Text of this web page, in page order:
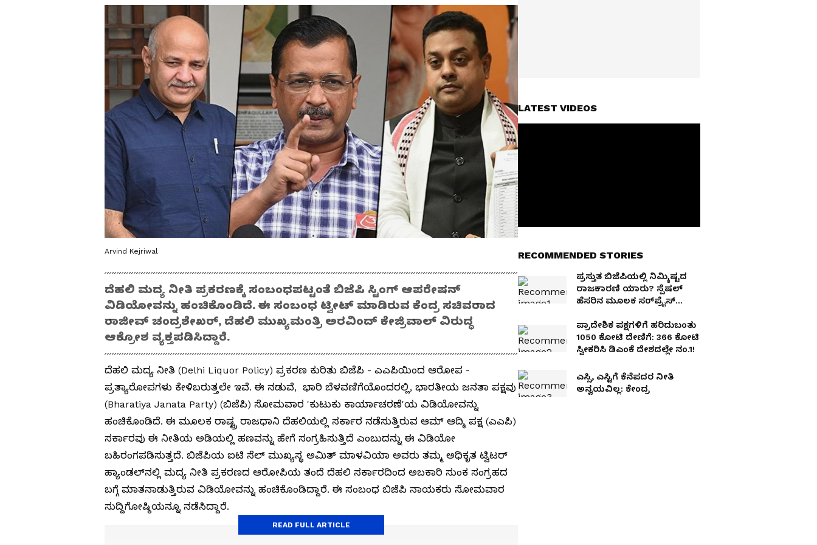
Arvind Kejriwal
ದೆಹಲಿ ಮದ್ಯ ನೀತಿ ಪ್ರಕರಣಕ್ಕೆ ಸಂಬಂಧಪಟ್ಟಂತೆ ಬಿಜೆಪಿ ಸ್ಟಿಂಗ್ ಆಪರೇಷನ್‌
ವಿಡಿಯೋವನ್ನು ಹಂಚಿಕೊಂಡಿದೆ. ಈ ಸಂಬಂಧ ಟ್ವೀಟ್‌ ಮಾಡಿರುವ ಕೆಂದ್ರ ಸಚಿವರಾದ
ರಾಜೀವ್‌ ಚಂದ್ರಶೇಖರ್‌, ದೆಹಲಿ ಮುಖ್ಯಮಂತ್ರಿ ಅರವಿಂದ್ ಕೇಜ್ರಿವಾಲ್‌ ವಿರುದ್ಧ
ಆಕ್ರೋಶ ವ್ಯಕ್ತಪಡಿಸಿದ್ದಾರೆ.
ದೆಹಲಿ ಮದ್ಯ ನೀತಿ (Delhi Liquor Policy) ಪ್ರಕರಣ ಕುರಿತು ಬಿಜೆಪಿ - ಎಎಪಿಯಿಂದ ಆರೋಪ -
ಪ್ರತ್ಯಾರೋಪಗಳು ಕೇಳಿಬರುತ್ತಲೇ ಇವೆ. ಈ ನಡುವೆ, ಭಾರಿ ಬೆಳವಣಿಗೆಯೊಂದರಲ್ಲಿ, ಭಾರತೀಯ ಜನತಾ ಪಕ್ಷವು
(Bharatiya Janata Party) (ಬಿಜೆಪಿ) ಸೋಮವಾರ 'ಕುಟುಕು ಕಾರ್ಯಾಚರಣೆ'ಯ ವಿಡಿಯೋವನ್ನು
ಹಂಚಿಕೊಂಡಿದೆ. ಈ ಮೂಲಕ ರಾಷ್ಟ್ರ ರಾಜಧಾನಿ ದೆಹಲಿಯಲ್ಲಿ ಸರ್ಕಾರ ನಡೆಸುತ್ತಿರುವ ಆಮ್ ಆದ್ಮಿ ಪಕ್ಷ (ಎಎಪಿ)
ಸರ್ಕಾರವು ಈ ನೀತಿಯ ಅಡಿಯಲ್ಲಿ ಹಣವನ್ನು ಹೇಗೆ ಸಂಗ್ರಹಿಸುತ್ತಿದೆ ಎಂಬುದನ್ನು ಈ ವಿಡಿಯೋ
ಬಹಿರಂಗಪಡಿಸುತ್ತದೆ. ಬಿಜೆಪಿಯ ಐಟಿ ಸೆಲ್ ಮುಖ್ಯಸ್ಥ ಅಮಿತ್ ಮಾಳವಿಯಾ ಅವರು ತಮ್ಮ ಅಧಿಕೃತ ಟ್ವಿಟರ್
ಹ್ಯಾಂಡಲ್‌ನಲ್ಲಿ ಮದ್ಯ ನೀತಿ ಪ್ರಕರಣದ ಆರೋಪಿಯ ತಂದೆ ದೆಹಲಿ ಸರ್ಕಾರದಿಂದ ಅಬಕಾರಿ ಸುಂಕ ಸಂಗ್ರಹದ
ಬಗ್ಗೆ ಮಾತನಾಡುತ್ತಿರುವ ವಿಡಿಯೋವನ್ನು ಹಂಚಿಕೊಂಡಿದ್ದಾರೆ. ಈ ಸಂಬಂಧ ಬಿಜೆಪಿ ನಾಯಕರು ಸೋಮವಾರ
ಸುದ್ದಿಗೋಷ್ಠಿಯನ್ನೂ ನಡೆಸಿದ್ದಾರೆ.
READ FULL ARTICLE
LATEST VIDEOS
RECOMMENDED STORIES
ಪ್ರಸ್ತುತ ಬಿಜೆಪಿಯಲ್ಲಿ ನಿಮ್ಮಿಷ್ಟದ
ರಾಜಕಾರಣಿ ಯಾರು? ಸ್ಪೆಷಲ್‌
ಹೆಸರಿನ ಮೂಲಕ ಸರ್‌ಪ್ರೈಸ್‌
ಪ್ರಾದೇಶಿಕ ಪಕ್ಷಗಳಿಗೆ ಹರಿದುಬಂತು
₹1050 ಕೋಟಿ ದೇಣಿಗೆ: ₹366 ಕೋಟಿ
ಸ್ವೀಕರಿಸಿ ಡಿಎಂಕೆ ದೇಶದಲ್ಲೇ ನಂ.1!
ಎಸ್ಸಿ, ಎಸ್ಟಿಗೆ ಕೆನೆಪದರ ನೀತಿ
ಅನ್ವಯವಿಲ್ಲ: ಕೇಂದ್ರ